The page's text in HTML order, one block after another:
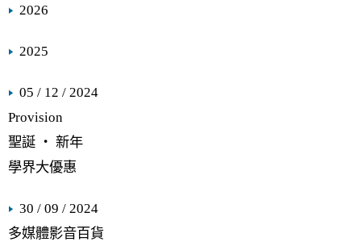
2026
2025
05 / 12 / 2024
Provision
聖誕 ‧ 新年
學界大優惠
30 / 09 / 2024
多媒體影音百貨